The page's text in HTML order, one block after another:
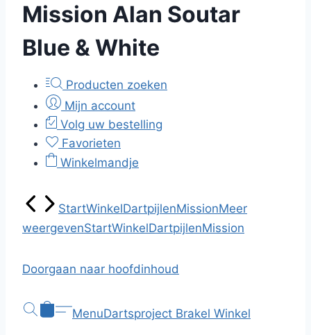
Mission Alan Soutar
Blue & White
Producten zoeken
Mijn account
Volg uw bestelling
Favorieten
Winkelmandje
StartWinkelDartpijlenMissionMeer
weergevenStartWinkelDartpijlenMission
Doorgaan naar hoofdinhoud
MenuDartsproject Brakel Winkel